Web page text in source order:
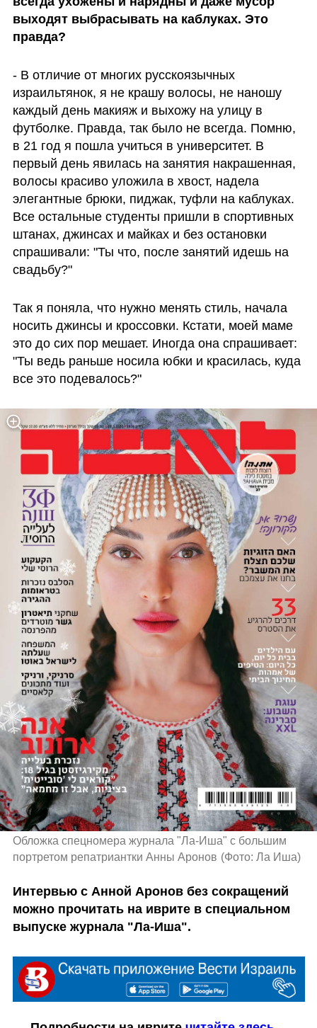
выходят выбрасывать на каблуках. Это
правда?
- В отличие от многих русскоязычных
израильтянок, я не крашу волосы, не наношу
каждый день макияж и выхожу на улицу в
футболке. Правда, так было не всегда. Помню,
в 21 год я пошла учиться в университет. В
первый день явилась на занятия накрашенная,
волосы красиво уложила в хвост, надела
элегантные брюки, пиджак, туфли на каблуках.
Все остальные студенты пришли в спортивных
штанах, джинсах и майках и без остановки
спрашивали: "Ты что, после занятий идешь на
свадьбу?"
Так я поняла, что нужно менять стиль, начала
носить джинсы и кроссовки. Кстати, моей маме
это до сих пор мешает. Иногда она спрашивает:
"Ты ведь раньше носила юбки и красилась, куда
все это подевалось?"
Обложка спецномера журнала "Ла-Иша" с большим
портретом репатриантки Анны Аронов (Фото: Ла Иша)
Интервью с Анной Аронов без сокращений
можно прочитать на иврите в специальном
выпуске журнала "Ла-Иша".